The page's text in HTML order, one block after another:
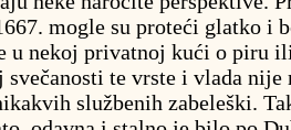
mogle su proteći glatko i
u nekoj privatnoj kući o piru
svečanosti te vrste i vlada
službenih zabeleški.